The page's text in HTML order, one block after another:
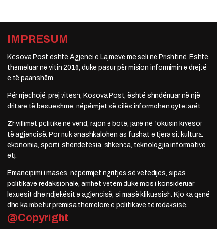
IMPRESUM
Kosova Post është Agjenci e Lajmeve me seli në Prishtinë. Është
themeluar në vitin 2016, duke pasur për mision informimin e drejtë
e të paanshëm.
Për rrjedhojë, prej vitesh, Kosova Post, është shndërruar në një
dritare të besueshme, nëpërmjet së cilës informohen qytetarët.
Zhvillimet politike në vend, rajon e botë, janë në fokusin kryesor
të agjencisë. Por nuk anashkalohen as fushat e tjera si: kultura,
ekonomia, sporti, shëndetësia, shkenca, teknologjia informative
etj.
Emancipimi i masës, nëpërmjet ngritjes së vetëdijes, sipas
politikave redaksionale, arrihet vetëm duke mos i konsideruar
lexuesit dhe ndjekësit e agjencisë, si masë klikuesish. Kjo ka qenë
dhe ka mbetur premisa themelore e politikave të redaksisë.
@Copyright